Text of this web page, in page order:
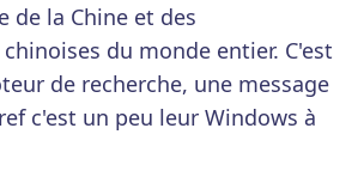
de la Chine et des
du monde entier. C'est
de recherche, une message
c'est un peu leur Windows à